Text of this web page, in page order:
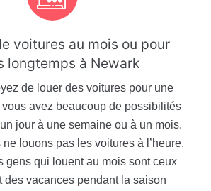
voitures au mois ou pour
longtemps à Newark
de louer des voitures pour une
avez beaucoup de possibilités
jour à une semaine ou à un mois.
louons pas les voitures à l’heure.
gens qui louent au mois sont ceux
des vacances pendant la saison